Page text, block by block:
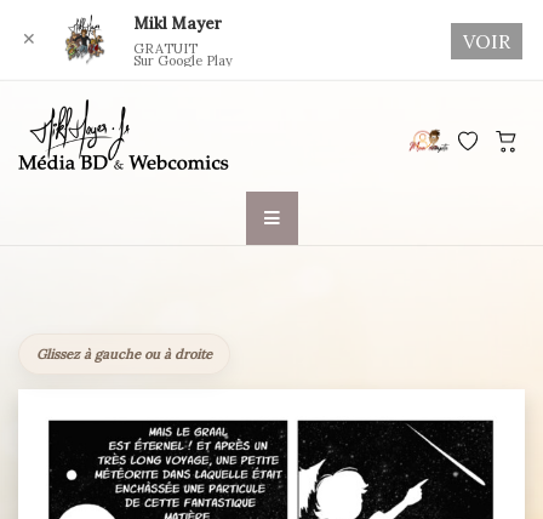
Glissez à gauche ou à droite
✕
Mikl Mayer
GRATUIT
Sur Google Play
VOIR